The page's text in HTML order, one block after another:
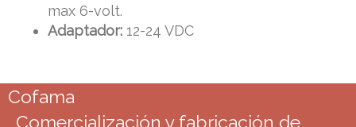
max 6-volt.
Adaptador: 12-24 VDC
Cofama
Comercialización y fabricación de